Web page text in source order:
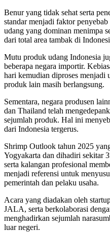
Benur yang tidak sehat serta
standar menjadi faktor
udang yang dominan menimpa
dari total area tambak di
Mutu produk udang Indonesia
beberapa negara importir.
hari kemudian diproses menjadi
produk lain masih berlangsung.
Sementara, negara produsen
dan Thailand telah
sejumlah produk. Hal ini
dari Indonesia tergerus.
Shrimp Outlook tahun 2025
Yogyakarta dan dihadiri sekitar
serta kalangan profesional
menjadi referensi untuk
pemerintah dan pelaku usaha.
Acara yang diadakan oleh
JALA, serta berkolaborasi
menghadirkan sejumlah
luar negeri.